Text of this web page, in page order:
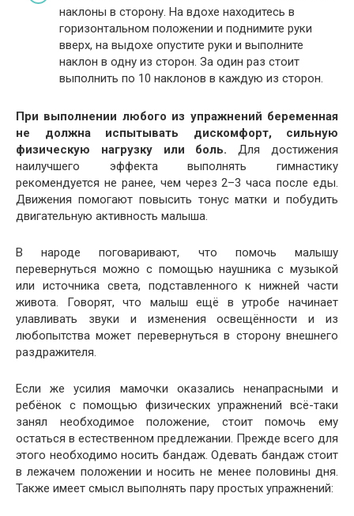
наклоны в сторону. На вдохе находитесь в
горизонтальном положении и поднимите руки
вверх, на выдохе опустите руки и выполните
наклон в одну из сторон. За один раз стоит
выполнить по 10 наклонов в каждую из сторон.
При выполнении любого из упражнений беременная
не должна испытывать дискомфорт, сильную
физическую нагрузку или боль. Для достижения
наилучшего эффекта выполнять гимнастику
рекомендуется не ранее, чем через 2–3 часа после еды.
Движения помогают повысить тонус матки и побудить
двигательную активность малыша.
В народе поговаривают, что помочь малышу
перевернуться можно с помощью наушника с музыкой
или источника света, подставленного к нижней части
живота. Говорят, что малыш ещё в утробе начинает
улавливать звуки и изменения освещённости и из
любопытства может перевернуться в сторону внешнего
раздражителя.
Если же усилия мамочки оказались ненапрасными и
ребёнок с помощью физических упражнений всё-таки
занял необходимое положение, стоит помочь ему
остаться в естественном предлежании. Прежде всего для
этого необходимо носить бандаж. Одевать бандаж стоит
в лежачем положении и носить не менее половины дня.
Также имеет смысл выполнять пару простых упражнений: